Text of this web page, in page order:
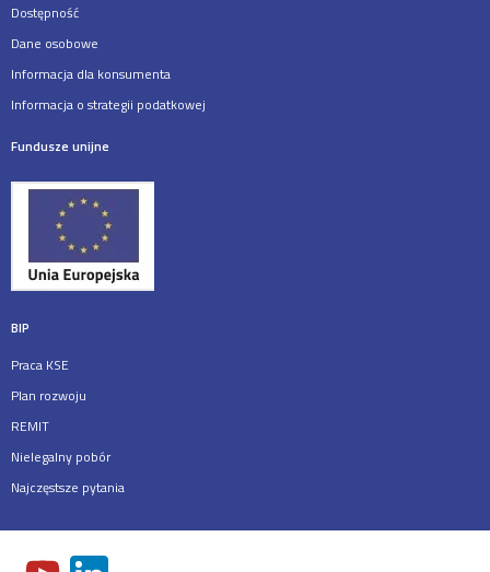
Dostępność
Dane osobowe
Informacja dla konsumenta
Informacja o strategii podatkowej
Fundusze unijne
BIP
Praca KSE
Plan rozwoju
REMIT
Nielegalny pobór
Najczęstsze pytania